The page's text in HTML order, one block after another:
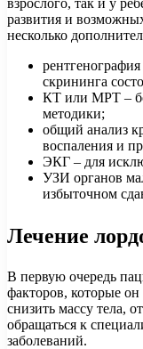
взрослого, так и у
развития и
несколько
скрининга
КТ или МРТ –
методики;
общий анализ
воспаления и
ЭКГ – для
УЗИ органов
избыточном
Лечение
В первую очередь
факторов, которые он
снизить массу тела,
обращаться к
заболеваний.